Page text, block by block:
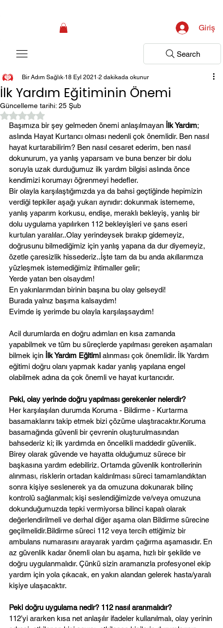
Giriş
Search
İlk Yardım Eğitiminin Önemi
Bir Adım Sağlık 18 Eyl 2021 2 dakikada okunur
Güncelleme tarihi: 25 Şub
5 üzerinden NaN yıldız
Başımıza bir şey gelmeden önemi anlaşılmayan
İlk Yardım;
aslında Hayat Kurtarıcı olması nedenli çok önemlidir. Ben nasıl
hayat kurtarabilirim? Ben nasıl cesaret ederim, ben nasıl
dokunurum, ya yanlış yaparsam ve buna benzer bir dolu
soruyla uzak durduğumuz ilk yardım bilgisi aslında önce
kendimizi korumayı öğrenmeyi hedefler.
Bir olayla karşılaştığımızda ya da bahsi geçtiğinde hepimizin
verdiği tepkiler aşağı yukarı aynıdır: dokunmak istememe,
yanlış yaparım korkusu, endişe, meraklı bekleyiş, yanlış bir
dolu uygulama yapılırken 112 bekleyişleri ve şans eseri
kurtulan yaralılar..Olay yerindeysek bırakıp gidemeyiz,
doğrusunu bilmediğimiz için yanlış yapana da dur diyemeyiz,
özetle çaresizlik hissederiz..İşte tam da bu anda akıllarımıza
yüzleşmek istemediğimiz ihtimaller gelir;
Yerde yatan ben olsaydım!
En yakınlarımdan birinin başına bu olay gelseydi!
Burada yalnız başıma kalsaydım!
Evimde iş yerimde bu olayla karşılaşsaydım!
Acil durumlarda en doğru adımları en kısa zamanda
yapabilmek ve tüm bu süreçlerde yapılması gereken aşamaları
bilmek için
İlk Yardım Eğitimi alınması çok önemlidir. İlk Yardım
eğitimi doğru olanı yapmak kadar yanlış yapılana engel
olabilmek adına da çok önemli ve hayat kurtarıcıdır.
Peki, olay yerinde doğru yapılması gerekenler nelerdir?
Her karşılaşılan durumda Koruma - Bildirme - Kurtarma
basamaklarını takip etmek bizi çözüme ulaştıracaktır.Koruma
basamağında güvenli bir çevrenin oluşturulmasından
bahsederiz ki; ilk yardımda en öncelikli maddedir güvenlik.
Birey olarak güvende ve hayatta olduğumuz sürece bir
başkasına yardım edebiliriz. Ortamda güvenlik kontrollerinin
alınması, risklerin ortadan kaldırılması süreci tamamlandıktan
sonra kişiye seslenerek ya da omuzuna dokunarak bilinç
kontrolü sağlanmalı; kişi seslendiğimizde ve/veya omuzuna
dokunduğumuzda tepki vermiyorsa bilinci kapalı olarak
değerlendirilmeli ve derhal diğer aşama olan Bildirme sürecine
geçilmelidir.Bildirme süreci 112 veya tercih ettiğimiz bir
ambulans numarasını arayarak yardım çağırma aşamasıdır. En
az güvenlik kadar önemli olan bu aşama, hızlı bir şekilde ve
doğru uygulanmalıdır. Çünkü sizin aramanızla profesyonel ekip
yardım için yola çıkacak, en yakın alandan gelerek hasta/yaralı
kişiye ulaşacaktır.
Peki doğru uygulama nedir? 112 nasıl aranmalıdır?
112’yi ararken kısa net anlaşılır ifadeler kullanılmalı, olay yerinin